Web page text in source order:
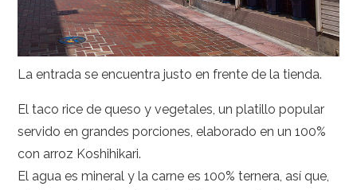
La entrada se encuentra justo en frente de la tienda.
El taco rice de queso y vegetales, un platillo popular
servido en grandes porciones, elaborado en un 100%
con arroz Koshihikari.
El agua es mineral y la carne es 100% ternera, así que,